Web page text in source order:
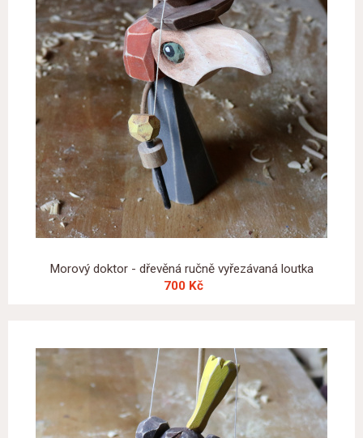
Morový doktor - dřevěná ručně vyřezávaná loutka
700 Kč